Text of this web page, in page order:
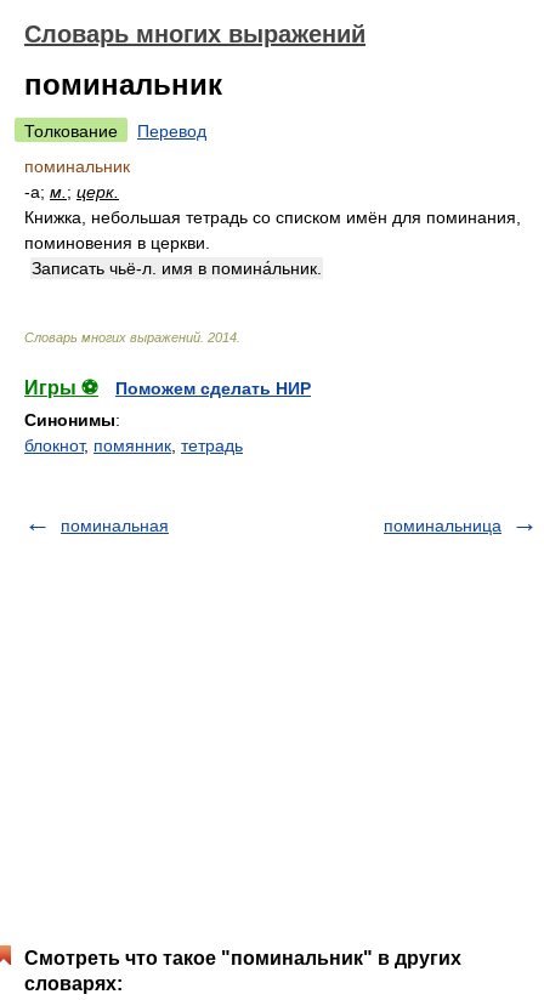
Словарь многих выражений
поминальник
Толкование
Перевод
поминальник
-а; м. ; церк.
Книжка, небольшая тетрадь со списком имён для поминания,
поминовения в церкви.
Записать чьё-л. имя в помина́льник.
Словарь многих выражений 2014
Игры ⚽
Поможем сделать НИР
Синонимы:
блокнот, помянник тетрадь
поминальная поминальница
Смотреть что такое "поминальник" в других
словарях: